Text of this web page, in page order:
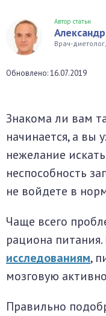
Автор статьи
Врач-
Обновлено: 16.07.2019
Знакома ли вам
начинается, а вы
нежелание
неспособность
не войдете в
Чаще всего
рациона питания.
исследованиям,
мозговую
Правильно
система
система